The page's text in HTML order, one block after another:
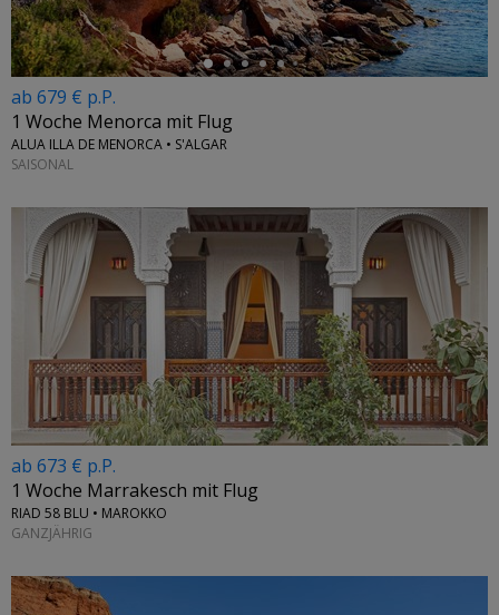
ab 679 € p.P.
1 Woche Menorca mit Flug
ALUA ILLA DE MENORCA • S'ALGAR
SAISONAL
ab 673 € p.P.
1 Woche Marrakesch mit Flug
RIAD 58 BLU • MAROKKO
GANZJÄHRIG